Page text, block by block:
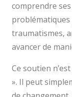
comprendre
problématiques
traumatismes,
avancer de
Ce soutien
». Il peut